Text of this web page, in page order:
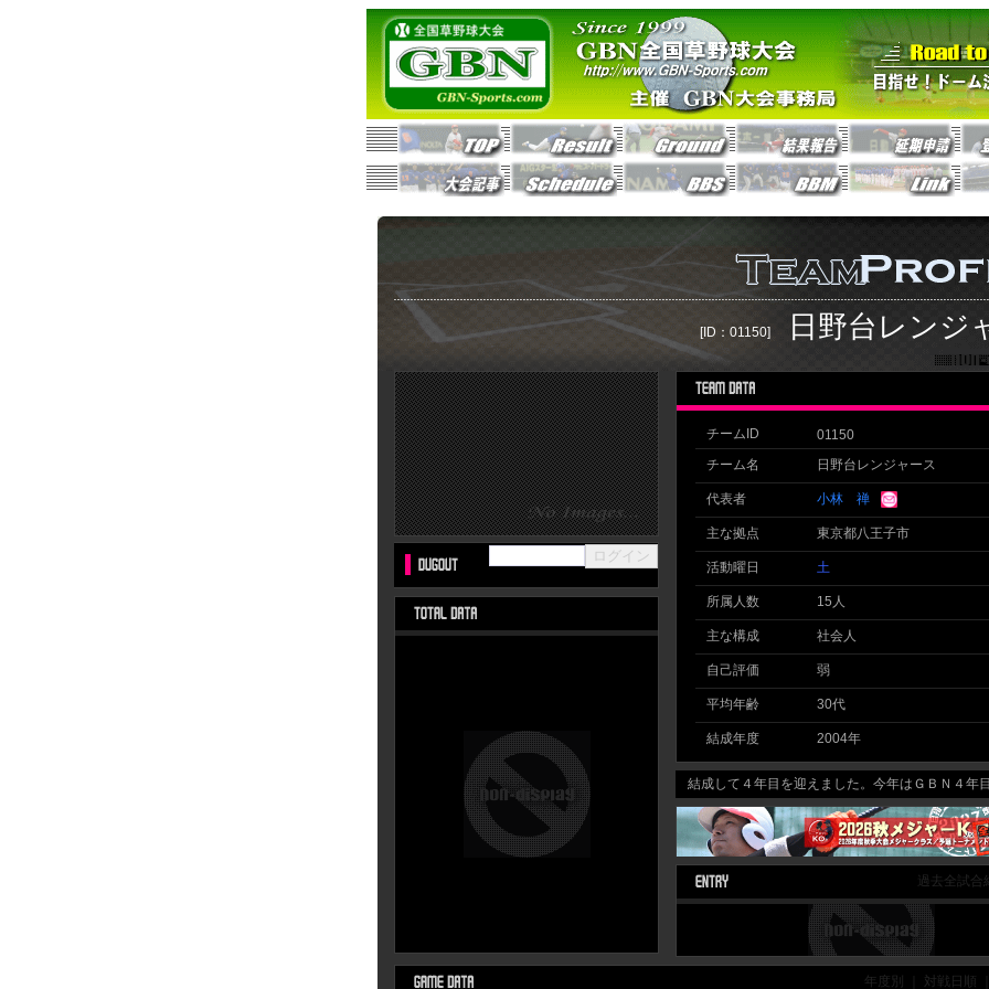
[ID：01150] 日野台レンジ
チームID 01150
チーム名 日野台レンジャース
代表者 小林 禅
主な拠点 東京都八王子市
活動曜日 土
所属人数 15人
主な構成 社会人
自己評価 弱
平均年齢 30代
結成年度 2004年
結成して４年目を迎えました。今年はＧＢＮ４年目
過去全試合
年度別 ｜ 対戦日順